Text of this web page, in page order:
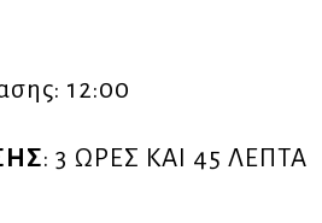
12:00
: 3 ΩΡΕΣ ΚΑΙ 45 ΛΕΠΤΑ